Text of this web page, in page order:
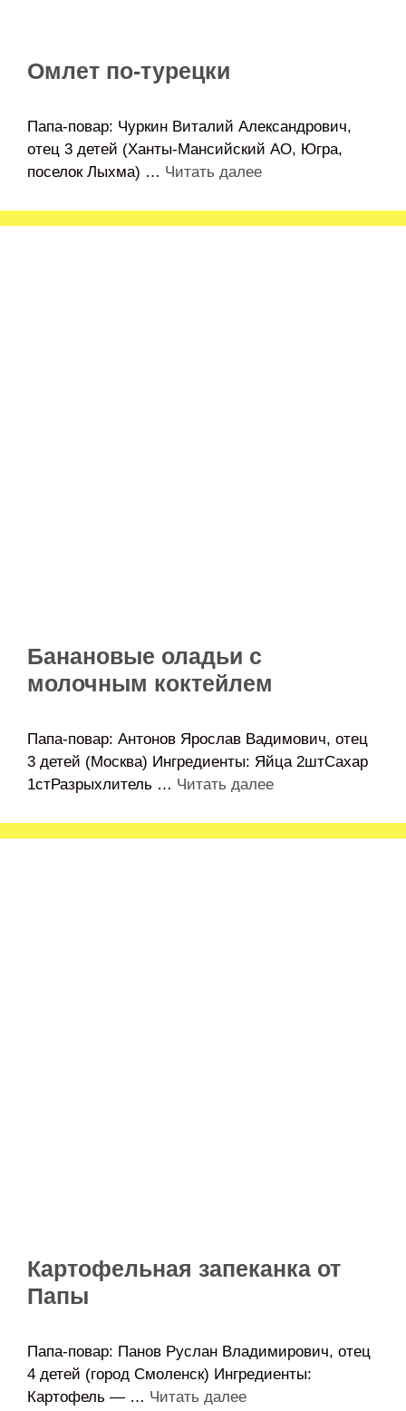
Омлет по-турецки
Папа-повар: Чуркин Виталий Александрович,
отец 3 детей (Ханты-Мансийский АО, Югра,
поселок Лыхма) … Читать далее
Банановые оладьи с
молочным коктейлем
Папа-повар: Антонов Ярослав Вадимович, отец
3 детей (Москва) Ингредиенты: Яйца 2штСахар
1стРазрыхлитель … Читать далее
Картофельная запеканка от
Папы
Папа-повар: Панов Руслан Владимирович, отец
4 детей (город Смоленск) Ингредиенты:
Картофель — … Читать далее